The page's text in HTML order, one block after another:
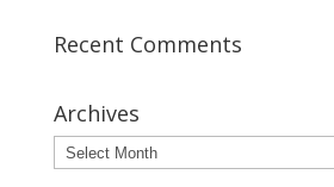
Recent Comments
Archives
Archives